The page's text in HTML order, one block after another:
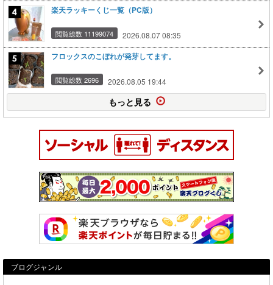
楽天ラッキーくじ一覧（PC版）
閲覧総数 11199074 2026.08.07 08:35
フロックスのこぼれが発芽してます。
閲覧総数 2696 2026.08.05 19:44
もっと見る
ブログジャンル